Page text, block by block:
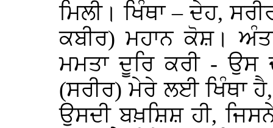
ਮਿਲੀ। ਖਿੰਥਾ – ਦੇਹ,
ਕਬੀਰ) ਮਹਾਨ ਕੋਸ਼।
ਮਮਤਾ ਦੂਰਿ ਕਰੀ - ਉਸ
(ਸਰੀਰ) ਮੇਰੇ ਲਈ ਖਿੰਥਾ
ਉਸਦੀ ਬਖ਼ਸ਼ਿਸ਼ ਹੀ,